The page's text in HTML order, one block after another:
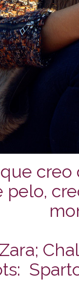
pelo,